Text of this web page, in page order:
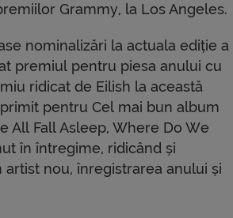
Grammy, la Los Angeles.
nominalizări la actuala ediție a
premiul pentru piesa anului cu
ridicat de Eilish la această
pentru Cel mai bun album
All Fall Asleep, Where Do We
în întregime, ridicând și
nou, înregistrarea anului și